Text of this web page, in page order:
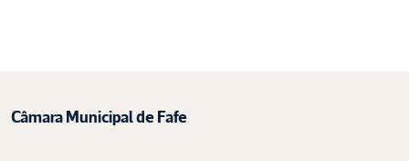
Câmara Municipal de Fafe